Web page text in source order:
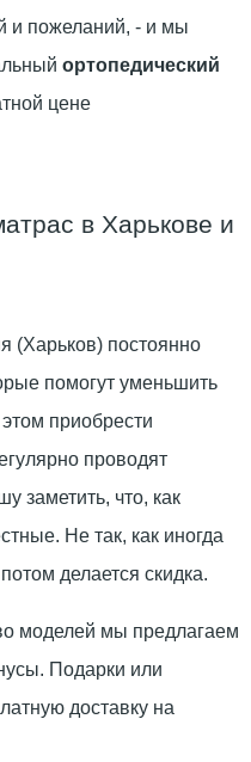
и пожеланий, - и мы
ортопедический
цене
в Харькове и
(Харьков) постоянно
помогут уменьшить
приобрести
проводят
заметить, что, как
Не так, как иногда
делается скидка.
моделей мы предлагаем
Подарки или
доставку на